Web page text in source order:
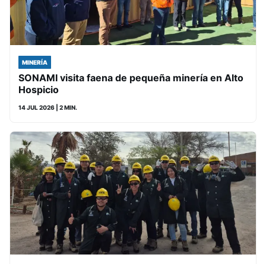
MINERÍA
SONAMI visita faena de pequeña minería en Alto
Hospicio
14 JUL 2026 | 2 MIN.